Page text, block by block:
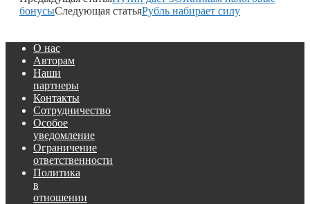
бонусыСледующая статьяРубль набирает силу
О нас
Авторам
Наши
партнеры
Контакты
Сотрудничество
Особое
уведомление
Ограничение
ответственности
Политика
в
отношении